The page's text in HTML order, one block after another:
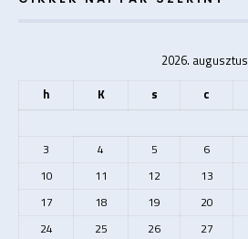
2026. augusztus
h
K s c
3
4 5 6
10
11 12 13
17
18 19 20
24
25 26 27